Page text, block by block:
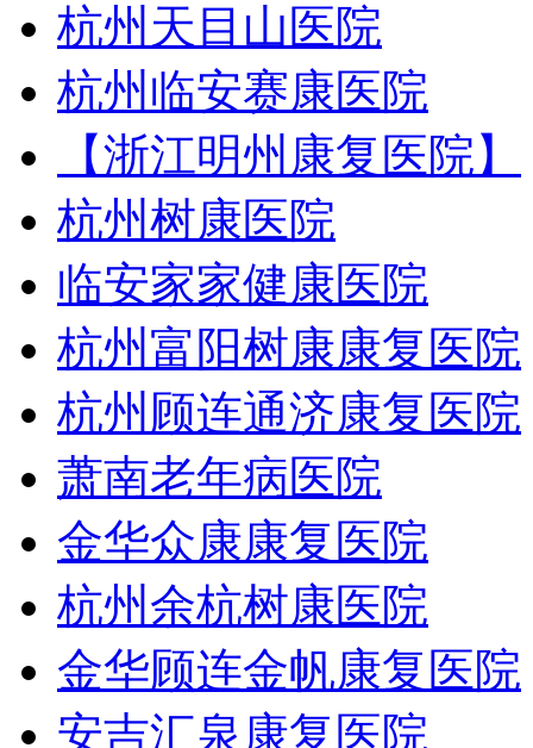
杭州天目山医院
杭州临安赛康医院
【浙江明州康复医院】
杭州树康医院
临安家家健康医院
杭州富阳树康康复医院
杭州顾连通济康复医院
萧南老年病医院
金华众康康复医院
杭州余杭树康医院
金华顾连金帆康复医院
安吉汇泉康复医院